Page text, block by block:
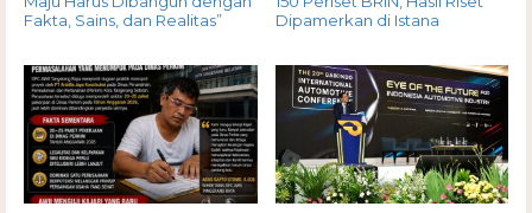
Fakta, Sains, dan Realitas”
Dipamerkan di Istana